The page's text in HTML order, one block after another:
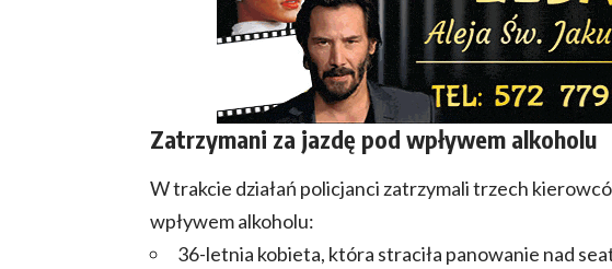
Zatrzymani za jazdę pod wpływem alkoholu
W trakcie działań policjanci zatrzymali trzech
wpływem alkoholu:
36-letnia kobieta, która straciła panowanie nad